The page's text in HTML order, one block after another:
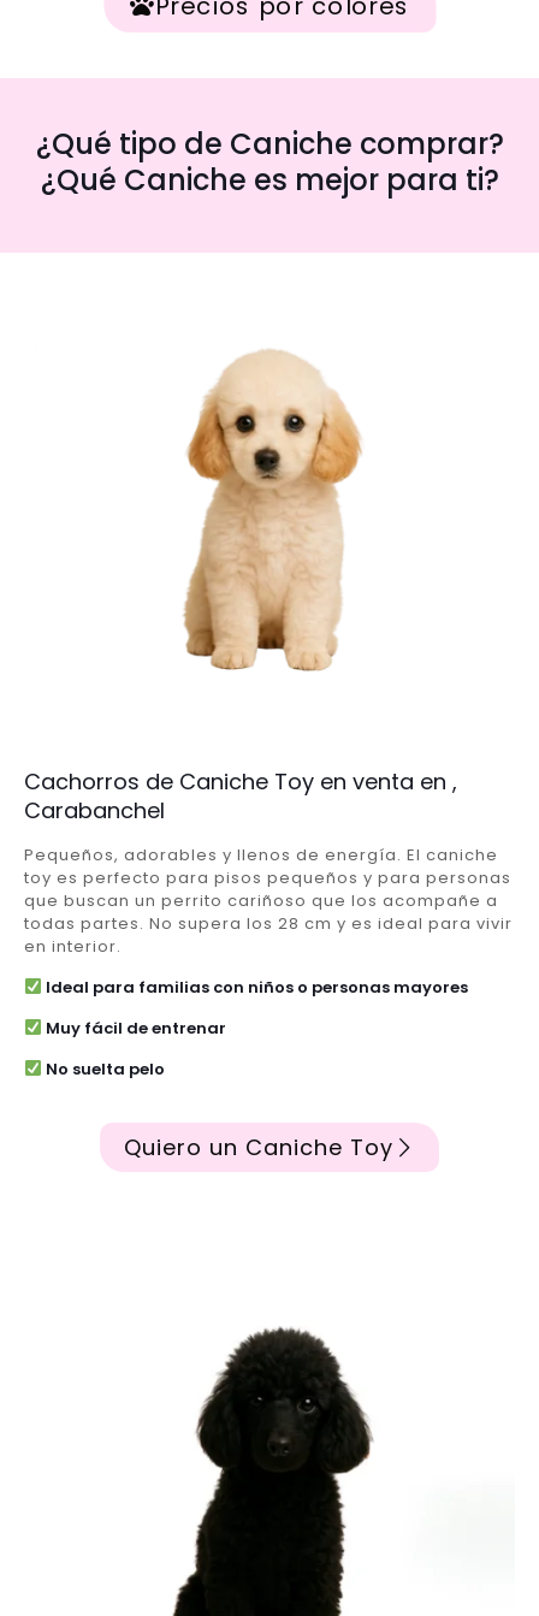
¿Qué tipo de Caniche comprar?
¿Qué Caniche es mejor para ti?
Cachorros de Caniche Toy en venta en ,
Carabanchel
Pequeños, adorables y llenos de energía. El caniche
toy es perfecto para pisos pequeños y para personas
que buscan un perrito cariñoso que los acompañe a
todas partes. No supera los 28 cm y es ideal para vivir
en interior.
Ideal para familias con niños o personas mayores
Muy fácil de entrenar
No suelta pelo
Quiero un Caniche Toy